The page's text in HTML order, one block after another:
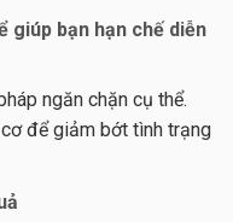
giúp bạn hạn chế diễn
ngăn chặn cụ thể.
để giảm bớt tình trạng